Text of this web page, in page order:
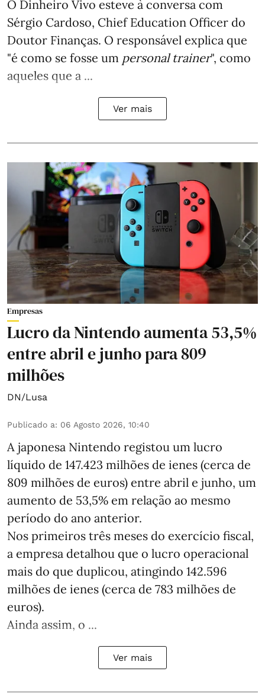
O Dinheiro Vivo esteve à conversa com
Sérgio Cardoso, Chief Education Officer do
Doutor Finanças. O responsável explica que
"é como se fosse um personal trainer", como
aqueles que a ...
Ver mais
Empresas
Lucro da Nintendo aumenta 53,5%
entre abril e junho para 809
milhões
DN/Lusa
Publicado a: 06 Agosto 2026, 10:40
A japonesa Nintendo registou um lucro
líquido de 147.423 milhões de ienes (cerca de
809 milhões de euros) entre abril e junho, um
aumento de 53,5% em relação ao mesmo
período do ano anterior.
Nos primeiros três meses do exercício fiscal,
a empresa detalhou que o lucro operacional
mais do que duplicou, atingindo 142.596
milhões de ienes (cerca de 783 milhões de
euros).
Ainda assim, o ...
Ver mais